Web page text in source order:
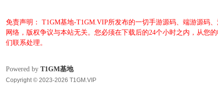
免责声明： T1GM基地-T1GM.VIP所发布的一切手游源码、端游源码
网络，版权争议与本站无关。您必须在下载后的24个小时之内，从您
们联系处理。
Powered by T1GM基地
Copyright © 2023-2026 T1GM.VIP